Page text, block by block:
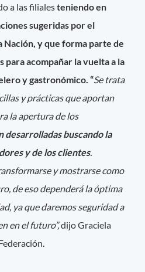
a las filialesteniendo en
sugeridas por el
Nación, y que forma parte de
para acompañar la vuelta a la
y gastronómico. “Se trata
y prácticas que aportan
la apertura de los
desarrolladas buscando la
y de los clientes.
y mostrarse como
de eso dependerá la óptima
ya que daremos seguridad a
en el futuro”,dijo Graciela